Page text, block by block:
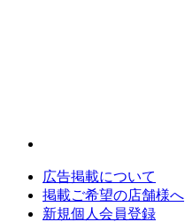
広告掲載について
掲載ご希望の店舗様へ
新規個人会員登録